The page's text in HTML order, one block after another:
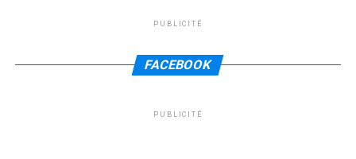
PUBLICITÉ
FACEBOOK
PUBLICITÉ